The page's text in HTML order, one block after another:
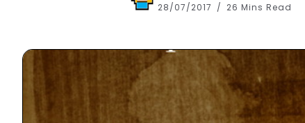
28/07/2017 26 Mins Read